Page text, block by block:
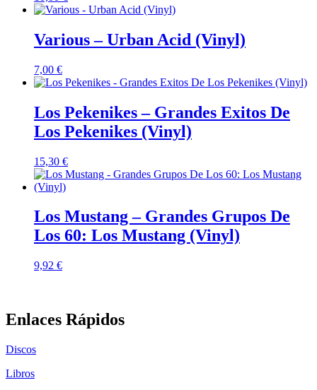
Various – Urban Acid (Vinyl)
7,00 €
Los Pekenikes – Grandes Exitos De
Los Pekenikes (Vinyl)
15,30 €
Los Mustang – Grandes Grupos De
Los 60: Los Mustang (Vinyl)
9,92 €
Enlaces Rápidos
Discos
Libros